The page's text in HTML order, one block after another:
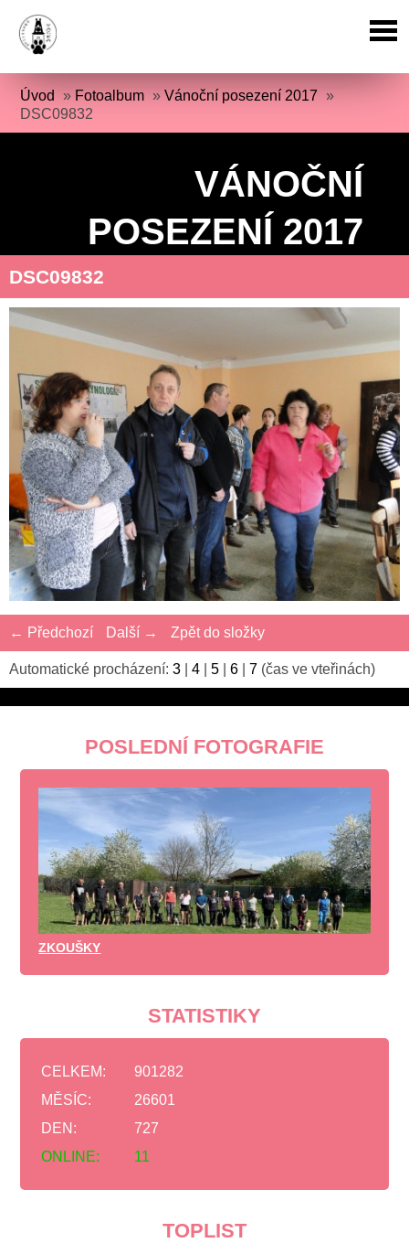
Úvod » Fotoalbum »Vánoční posezení 2017 »
DSC09832
VÁNOČNÍ
POSEZENÍ 2017
DSC09832
← Předchozí Další → Zpět do složky
Automatické procházení: 3 4 5 6 7 (čas ve vteřinách)
POSLEDNÍ FOTOGRAFIE
ZKOUŠKY
STATISTIKY
ONLINE: 11
CELKEM:
901282
MĚSÍC:
26601
DEN:
727
TOPLIST